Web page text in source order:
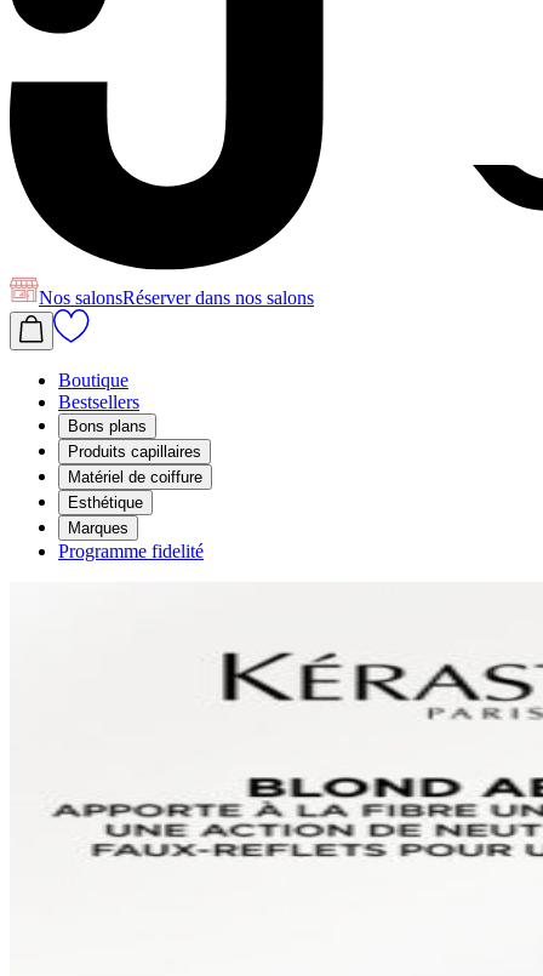
Nos salonsRéserverdans nos salons
Boutique
Bestsellers
Bons plans
Produits capillaires
Matériel de coiffure
Esthétique
Marques
Programme fidelité